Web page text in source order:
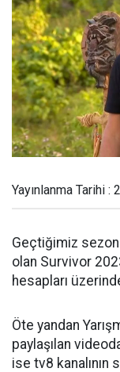
Yayınlanma Tarihi
Geçtiğimiz
olan Survivor
hesapları
Öte yandan
paylaşılan
ise tv8 kanalının